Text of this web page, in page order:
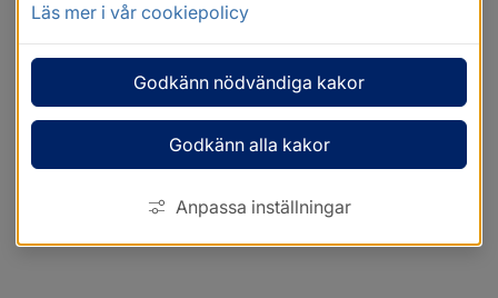
Läs mer i vår cookiepolicy
Godkänn nödvändiga kakor
Godkänn alla kakor
Anpassa inställningar